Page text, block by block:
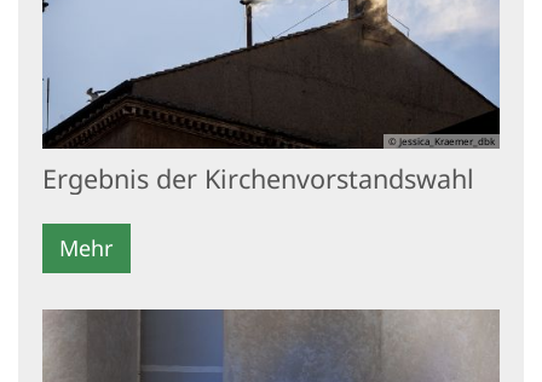
© Jessica_Kraemer_dbk
Ergebnis der Kirchenvorstandswahl
Mehr